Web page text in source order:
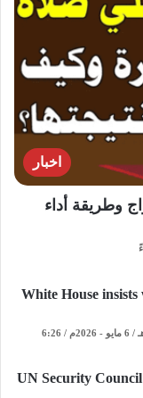
اخبار
وطريقة أداء
White House
الأربعاء - 19 ذو القعدة - 1447هـ / 6 مايو - 2026م / 6:26
UN Security Council